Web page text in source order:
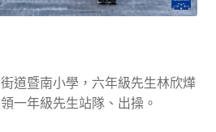
道暨南小學，六年級先生林欣燁
一年級先生站隊、出操。